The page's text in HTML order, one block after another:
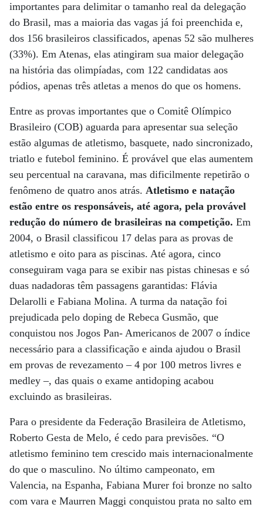
importantes para delimitar o tamanho real da delegação
do Brasil, mas a maioria das vagas já foi preenchida e,
dos 156 brasileiros classificados, apenas 52 são mulheres
(33%). Em Atenas, elas atingiram sua maior delegação
na história das olimpíadas, com 122 candidatas aos
pódios, apenas três atletas a menos do que os homens.
Entre as provas importantes que o Comitê Olímpico
Brasileiro (COB) aguarda para apresentar sua seleção
estão algumas de atletismo, basquete, nado sincronizado,
triatlo e futebol feminino. É provável que elas aumentem
seu percentual na caravana, mas dificilmente repetirão o
fenômeno de quatro anos atrás. Atletismo e natação
estão entre os responsáveis, até agora, pela provável
redução do número de brasileiras na competição. Em
2004, o Brasil classificou 17 delas para as provas de
atletismo e oito para as piscinas. Até agora, cinco
conseguiram vaga para se exibir nas pistas chinesas e só
duas nadadoras têm passagens garantidas: Flávia
Delarolli e Fabiana Molina. A turma da natação foi
prejudicada pelo doping de Rebeca Gusmão, que
conquistou nos Jogos Pan- Americanos de 2007 o índice
necessário para a classificação e ainda ajudou o Brasil
em provas de revezamento – 4 por 100 metros livres e
medley –, das quais o exame antidoping acabou
excluindo as brasileiras.
Para o presidente da Federação Brasileira de Atletismo,
Roberto Gesta de Melo, é cedo para previsões. “O
atletismo feminino tem crescido mais internacionalmente
do que o masculino. No último campeonato, em
Valencia, na Espanha, Fabiana Murer foi bronze no salto
com vara e Maurren Maggi conquistou prata no salto em